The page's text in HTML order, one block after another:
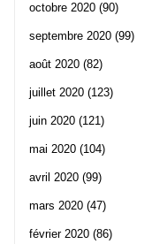
octobre 2020 (90)
septembre 2020 (99)
août 2020 (82)
juillet 2020 (123)
juin 2020 (121)
mai 2020 (104)
avril 2020 (99)
mars 2020 (47)
février 2020 (86)